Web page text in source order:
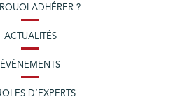
ADHÉRER ?
ACTUALITÉS
ÉVÈNEMENTS
D’EXPERTS